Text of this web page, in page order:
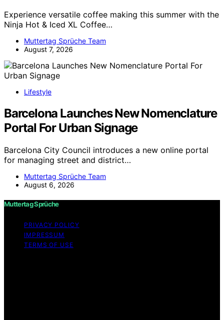
Experience versatile coffee making this summer with the
Ninja Hot & Iced XL Coffee…
Muttertag Sprüche Team
August 7, 2026
Lifestyle
Barcelona Launches New Nomenclature
Portal For Urban Signage
Barcelona City Council introduces a new online portal
for managing street and district…
Muttertag Sprüche Team
August 6, 2026
Muttertag Sprüche
PRIVACY POLICY
IMPRESSUM
TERMS OF USE